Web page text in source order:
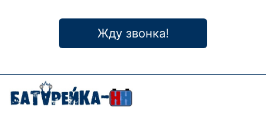
Жду звонка!